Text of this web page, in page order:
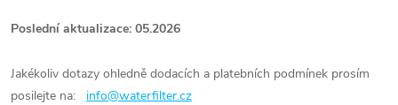
Poslední aktualizace: 05.2026
Jakékoliv dotazy ohledně dodacích a platebních podmínek prosím
posilejte na: info@waterfilter.cz